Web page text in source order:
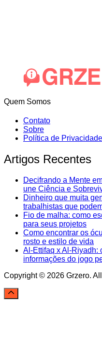
Quem Somos
Contato
Sobre
Política de Privacidade
Artigos Recentes
Decifrando a Mente
une Ciência e
Dinheiro que muita
trabalhistas que
Fio de malha: como
para seus projetos
Como encontrar os
rosto e estilo de vida
Al-Ettifaq x Al-Riyadh:
informações do jogo
Copyright © 2026 Grzero.